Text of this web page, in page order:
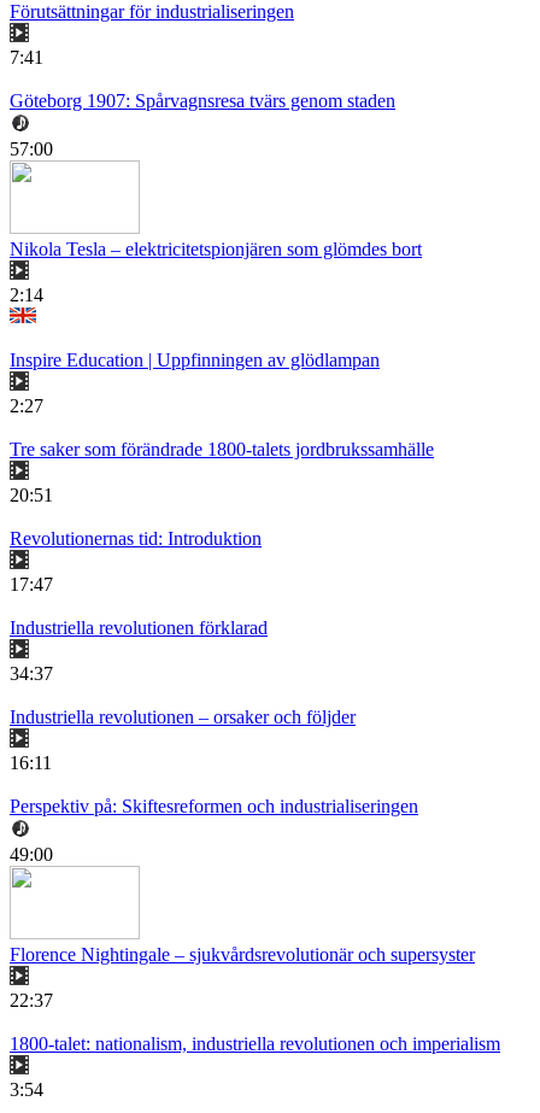
Förutsättningar för industrialiseringen
7:41
Göteborg 1907: Spårvagnsresa tvärs genom staden
57:00
Nikola Tesla – elektricitetspionjären som glömdes bort
2:14
Inspire Education | Uppfinningen av glödlampan
2:27
Tre saker som förändrade 1800-talets jordbrukssamhälle
20:51
Revolutionernas tid: Introduktion
17:47
Industriella revolutionen förklarad
34:37
Industriella revolutionen – orsaker och följder
16:11
Perspektiv på: Skiftesreformen och industrialiseringen
49:00
Florence Nightingale – sjukvårdsrevolutionär och supersyster
22:37
1800-talet: nationalism, industriella revolutionen och imperialism
3:54